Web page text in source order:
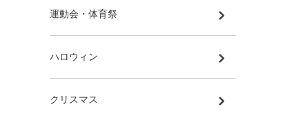
運動会・体育祭
ハロウィン
クリスマス